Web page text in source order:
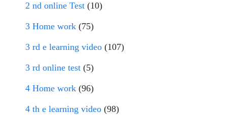
2 nd online Test (10)
3 Home work (75)
3 rd e learning video (107)
3 rd online test (5)
4 Home work (96)
4 th e learning video (98)